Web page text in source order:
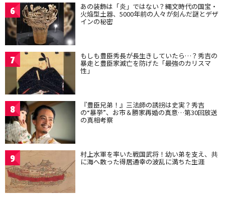
6 あの装飾は「炎」ではない？縄文時代の国宝・
火焔型土器、5000年前の人々が刻んだ謎とデザ
インの秘密
7 もしも豊臣秀長が長生きしていたら…？秀吉の
暴走と豊臣家滅亡を防げた「最強のカリスマ
性」
8 『豊臣兄弟！』三法師の誘拐は史実？秀吉
の“暴挙”、お市＆勝家再婚の真意…第30回放送
の真相考察
9 村上水軍を率いた戦国武将！幼い弟を支え、共
に海へ散った得居通幸の波乱に満ちた生涯